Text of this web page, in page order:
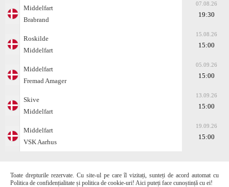
Middelfart
Brabrand
07.08.26
19:30
Roskilde
Middelfart
15.08.26
15:00
Middelfart
Fremad Amager
05.09.26
15:00
Skive
Middelfart
13.09.26
15:00
Middelfart
VSK Aarhus
19.09.26
15:00
Toate drepturile rezervate. Cu site-ul pe care îl vizitați, sunteți de acord automat cu
Politica de confidențialitate și politica de cookie-uri! Aici puteți face cunoștință cu ei!